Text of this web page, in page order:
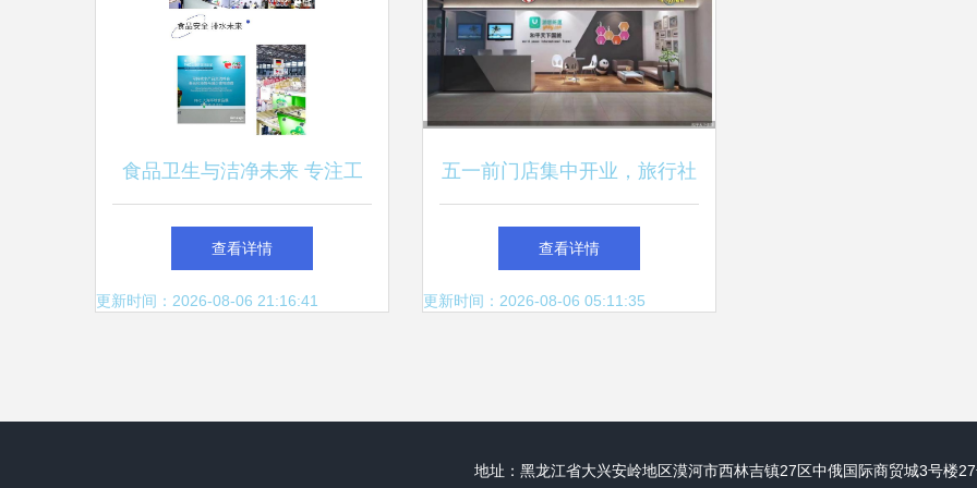
食品卫生与洁净未来 专注工
业地漏，捍卫食品厂排水安全
查看详情
更新时间：2026-08-06 21:16:41
五一前门店集中开业，旅行社
线下抢客加速
查看详情
更新时间：2026-08-06 05:11:35
地址：黑龙江省大兴安岭地区漠河市西林吉镇27区中俄国际商贸城3号楼